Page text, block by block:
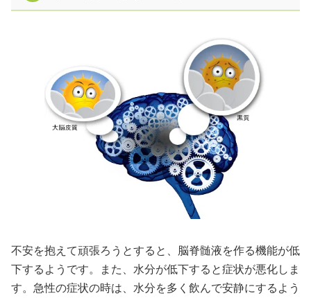
不安を抱えて頑張ろうとすると、脳脊髄液を作る機能が低
下するようです。また、水分が低下すると症状が悪化しま
す。急性の症状の時は、水分を多く飲んで安静にするよう